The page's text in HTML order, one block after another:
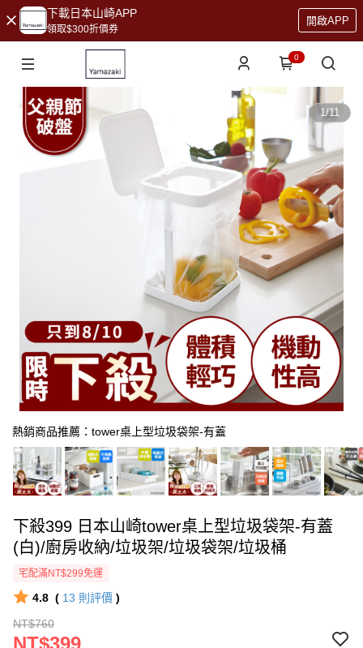
下載日本山崎APP
領取$300折價券
開啟APP
0
1/11
熱銷商品推薦：tower桌上型垃圾袋架-有蓋
下殺399 日本山崎tower桌上型垃圾袋架-有蓋
(白)/廚房收納/垃圾架/垃圾袋架/垃圾桶
宅配滿NT$299免運
4.8 ( 13 則評價 )
NT$760
NT$399